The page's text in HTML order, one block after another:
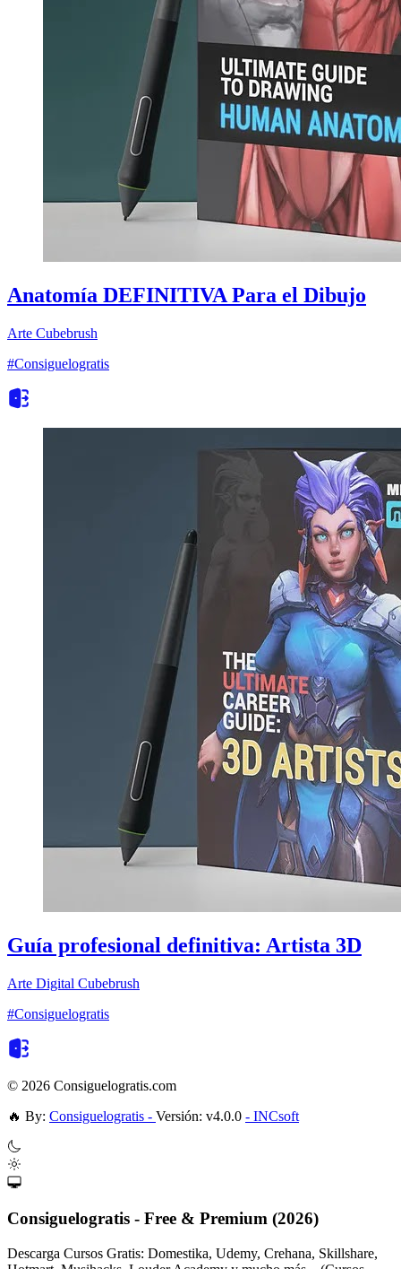
Anatomía DEFINITIVA Para el Dibujo
Arte Cubebrush
#Consiguelogratis
Guía profesional definitiva: Artista 3D
Arte Digital Cubebrush
#Consiguelogratis
© 2026 Consiguelogratis.com
🔥 By: Consiguelogratis - Versión: v4.0.0 - INCsoft
Consiguelogratis - Free & Premium (2026)
Descarga Cursos Gratis: Domestika, Udemy, Crehana, Skillshare,